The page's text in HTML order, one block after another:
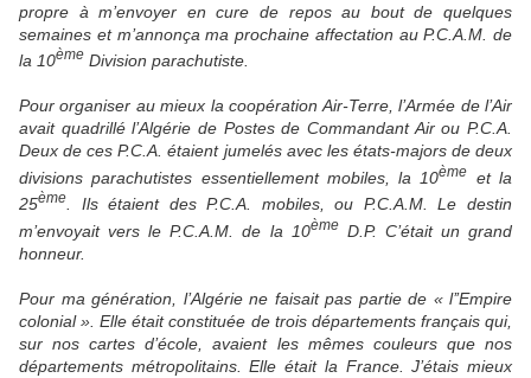
propre à m’envoyer en cure de repos au bout de quelques
semaines et m’annonça ma prochaine affectation au P.C.A.M. de
la 10ème Division parachutiste.
Pour organiser au mieux la coopération Air-Terre, l’Armée de l’Air
avait quadrillé l’Algérie de Postes de Commandant Air ou P.C.A.
Deux de ces P.C.A. étaient jumelés avec les états-majors de deux
divisions parachutistes essentiellement mobiles, la 10ème
et la
25ème. Ils étaient des P.C.A. mobiles, ou P.C.A.M. Le destin
m’envoyait vers le P.C.A.M. de la 10èmeD.P. C’était un grand
honneur.
Pour ma génération, l’Algérie ne faisait pas partie de « l’’Empire
colonial ». Elle était constituée de trois départements français qui,
sur nos cartes d’école, avaient les mêmes couleurs que nos
départements métropolitains. Elle était la France. J’étais mieux